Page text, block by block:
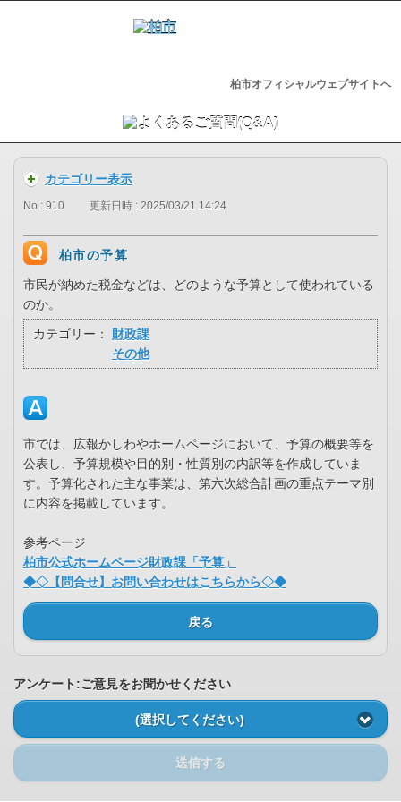
柏市オフィシャルウェブサイトへ
カテゴリー表示
No : 910 更新日時 : 2025/03/21 14:24
柏市の予算
市民が納めた税金などは、どのような予算として使われている
のか。
カテゴリー：
財政課
その他
市では、広報かしわやホームページにおいて、予算の概要等を
公表し、予算規模や目的別・性質別の内訳等を作成していま
す。予算化された主な事業は、第六次総合計画の重点テーマ別
に内容を掲載しています。
参考ページ
柏市公式ホームページ財政課「予算」
◆◇【問合せ】お問い合わせはこちらから◇◆
戻る
アンケート:ご意見をお聞かせください
(選択してください)
送信する